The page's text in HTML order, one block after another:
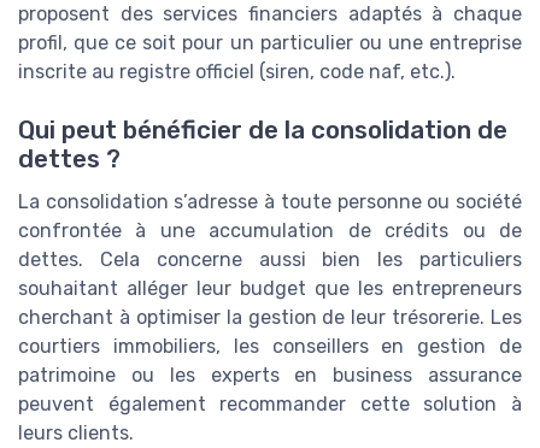
proposent des services financiers adaptés à chaque
profil, que ce soit pour un particulier ou une entreprise
inscrite au registre officiel (siren, code naf, etc.).
Qui peut bénéficier de la consolidation de
dettes ?
La consolidation s’adresse à toute personne ou société
confrontée à une accumulation de crédits ou de
dettes. Cela concerne aussi bien les particuliers
souhaitant alléger leur budget que les entrepreneurs
cherchant à optimiser la gestion de leur trésorerie. Les
courtiers immobiliers, les conseillers en gestion de
patrimoine ou les experts en business assurance
peuvent également recommander cette solution à
leurs clients.